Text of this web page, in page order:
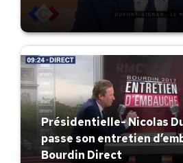
Présidentielle- Nicolas
passe son entretien
Bourdin Direct